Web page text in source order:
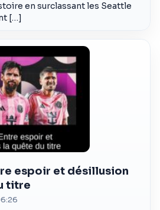
en surclassant les Seattle
[…]
espoir et désillusion
titre